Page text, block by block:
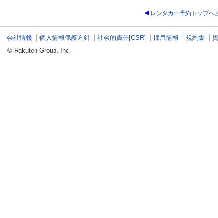
レンタカー予約トップへ
会社情報 個人情報保護方針 社会的責任[CSR] 採用情報 規約集
© Rakuten Group, Inc.